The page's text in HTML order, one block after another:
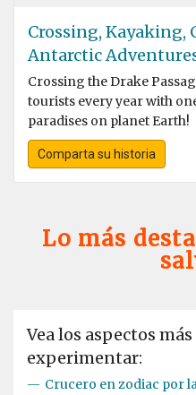
Crossing, Kayaking,
Antarctic
Crossing the Drake
tourists every year with
paradises on planet Earth!
Comparta su historia
Lo más
Vea los aspectos
experimentar:
— Crucero en zodiac por